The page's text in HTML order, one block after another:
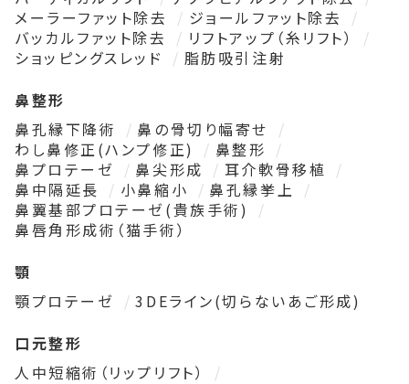
メーラーファット除去
ジョールファット除去
バッカルファット除去
リフトアップ（糸リフト）
ショッピングスレッド
脂肪吸引注射
鼻整形
鼻孔縁下降術
鼻の骨切り幅寄せ
わし鼻修正(ハンプ修正)
鼻整形
鼻プロテーゼ
鼻尖形成
耳介軟骨移植
鼻中隔延長
小鼻縮小
鼻孔縁挙上
鼻翼基部プロテーゼ(貴族手術)
鼻唇角形成術（猫手術）
顎
顎プロテーゼ
3DEライン(切らないあご形成)
口元整形
人中短縮術（リップリフト）